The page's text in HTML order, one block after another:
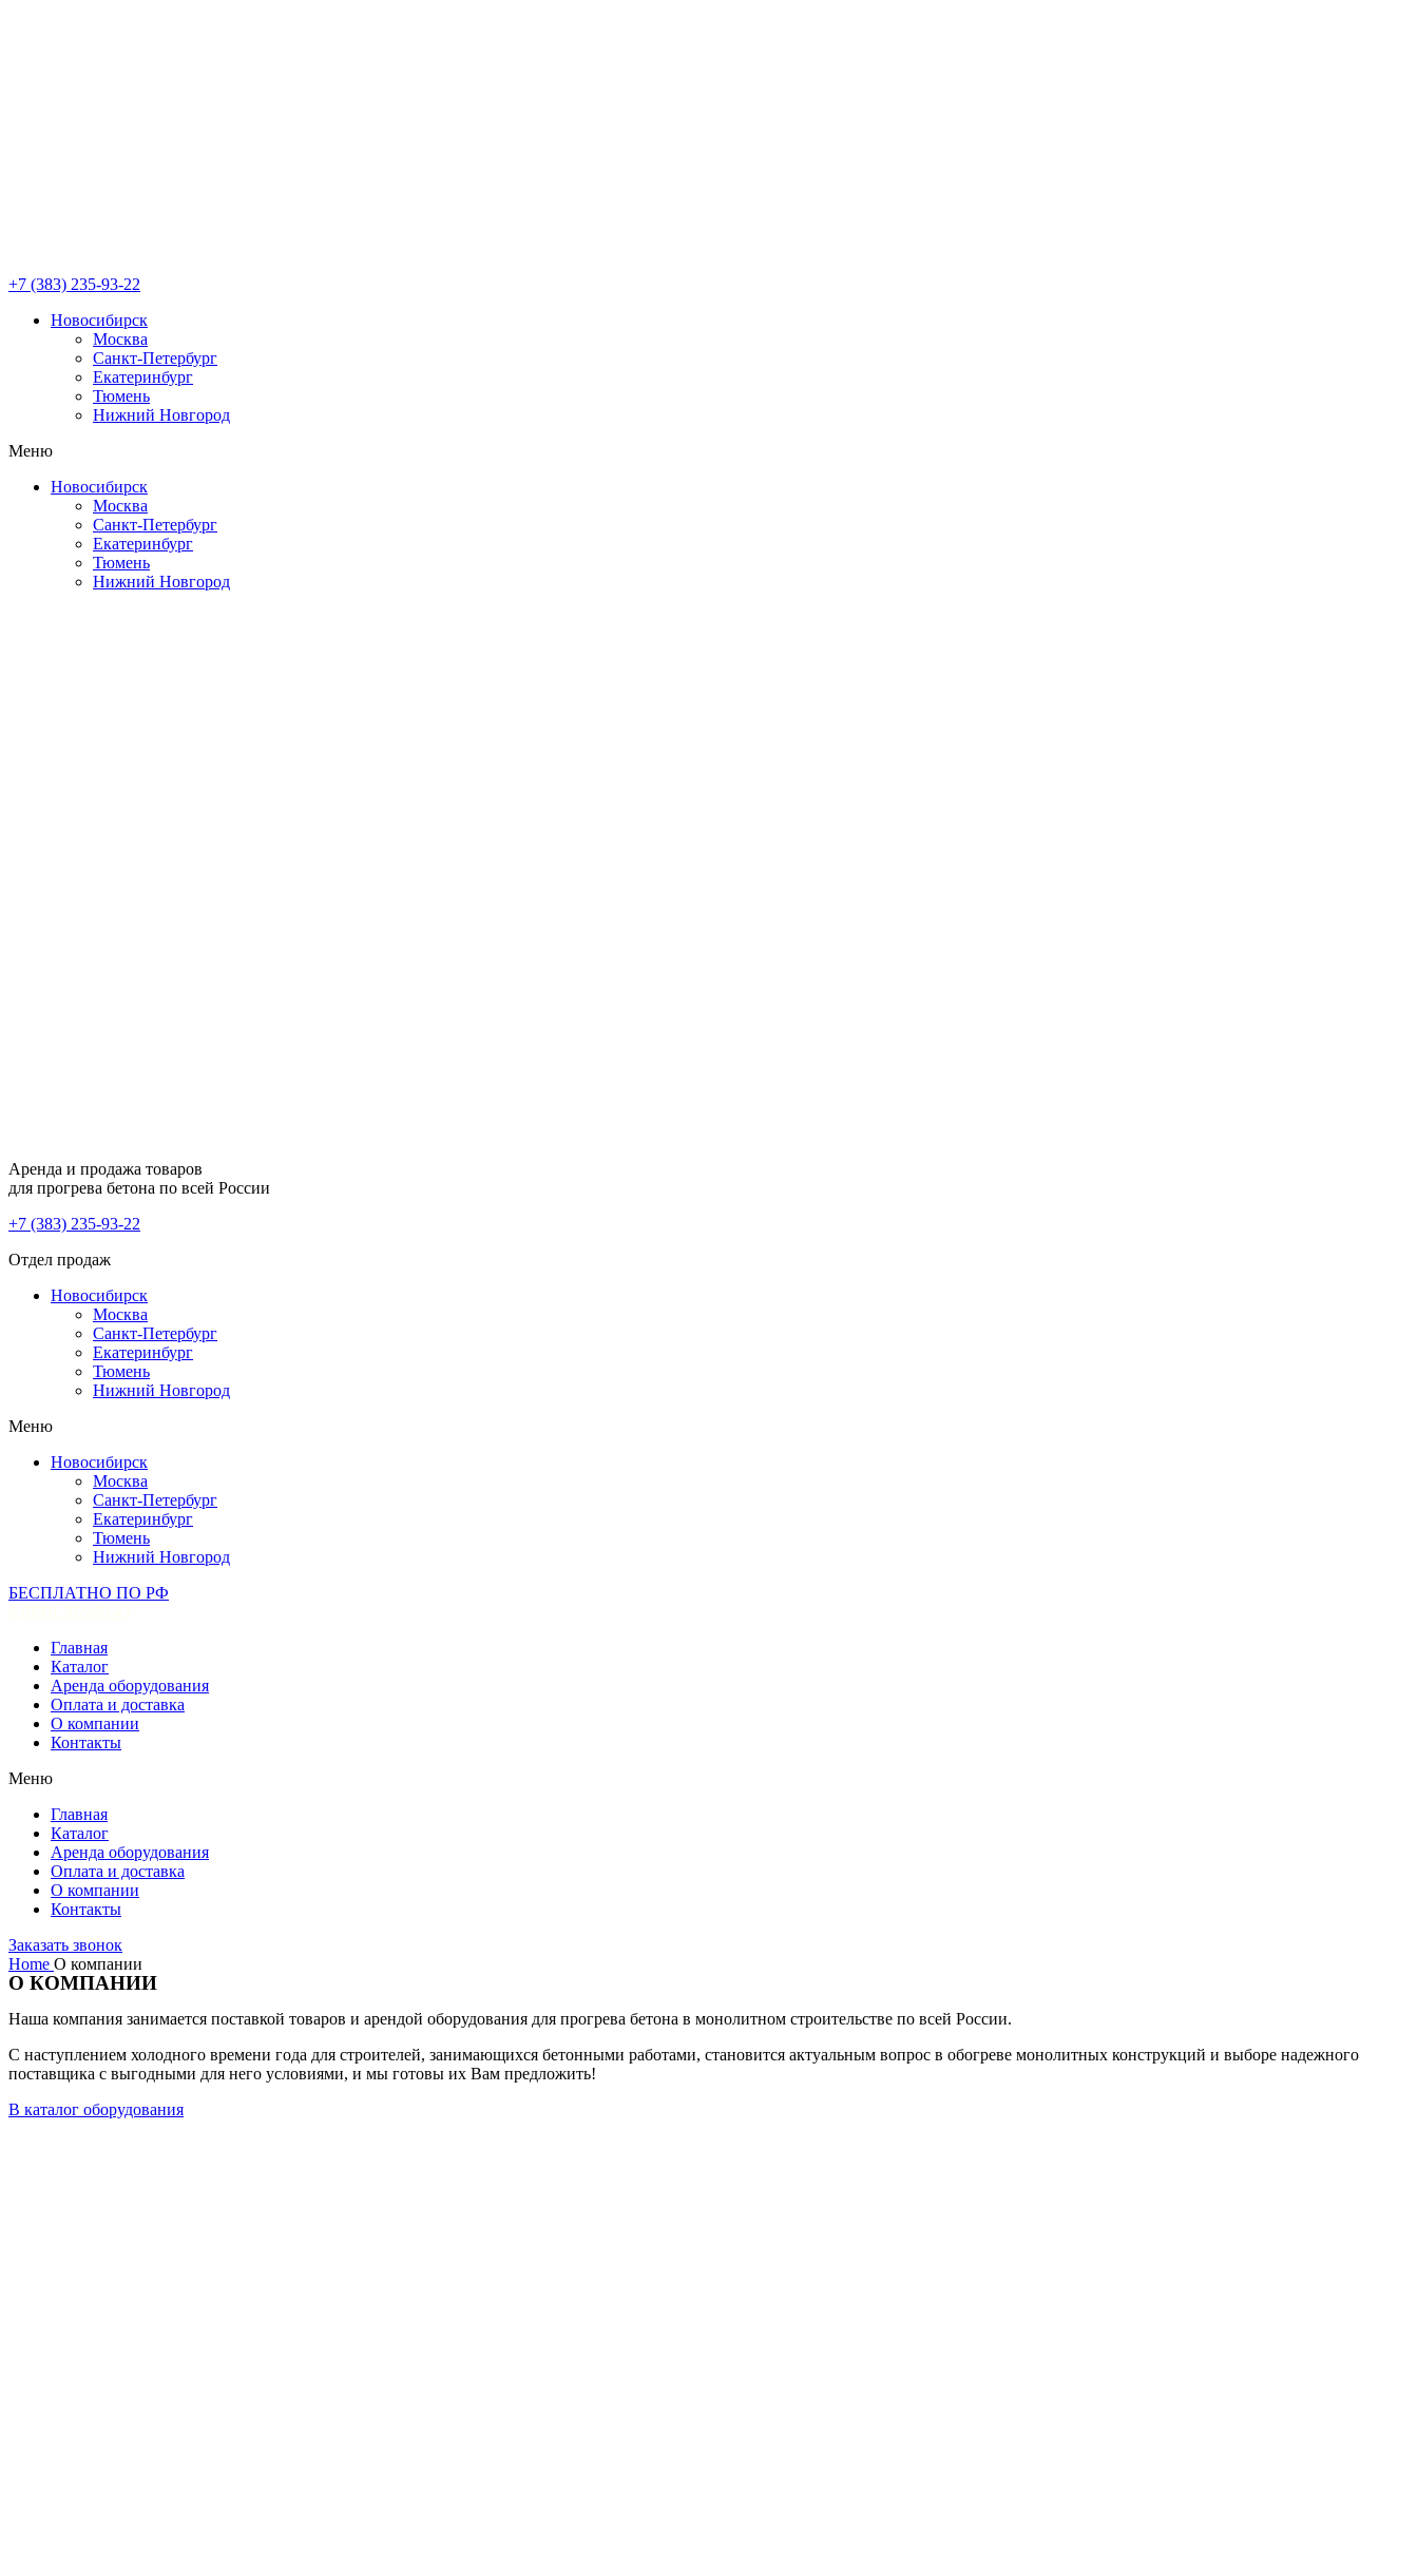
+7 (383) 235-93-22
Новосибирск
Москва
Санкт-Петербург
Екатеринбург
Тюмень
Нижний Новгород
Меню
Новосибирск
Москва
Санкт-Петербург
Екатеринбург
Тюмень
Нижний Новгород
Аренда и продажа товаров
для прогрева бетона по всей России
+7 (383) 235-93-22
Отдел продаж
Новосибирск
Москва
Санкт-Петербург
Екатеринбург
Тюмень
Нижний Новгород
Меню
Новосибирск
Москва
Санкт-Петербург
Екатеринбург
Тюмень
Нижний Новгород
БЕСПЛАТНО ПО РФ
Главная
Каталог
Аренда оборудования
Оплата и доставка
О компании
Контакты
Меню
Главная
Каталог
Аренда оборудования
Оплата и доставка
О компании
Контакты
Заказать звонок
Home О компании
О КОМПАНИИ
Наша компания занимается поставкой товаров и арендой оборудования для прогрева бетона в монолитном строительстве по всей России.
С наступлением холодного времени года для строителей, занимающихся бетонными работами, становится актуальным вопрос в обогреве монолитных конструкций и выборе надежного
поставщика с выгодными для него условиями, и мы готовы их Вам предложить!
В каталог оборудования